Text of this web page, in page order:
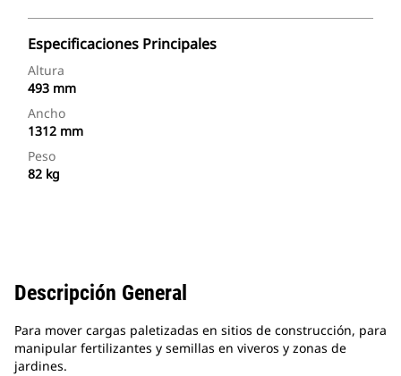
Especificaciones Principales
Altura
493 mm
Ancho
1312 mm
Peso
82 kg
Descripción General
Para mover cargas paletizadas en sitios de construcción, para
manipular fertilizantes y semillas en viveros y zonas de
jardines.